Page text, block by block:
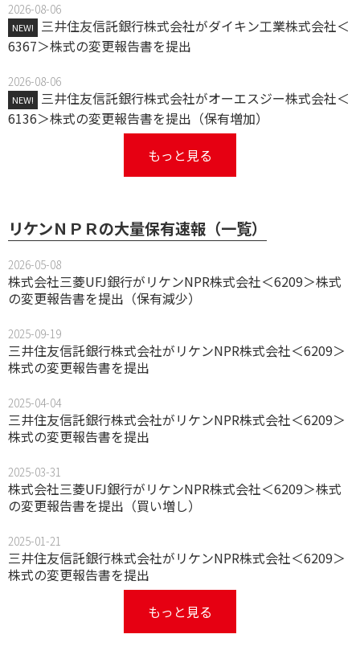
2026-08-06
NEW!
三井住友信託銀行株式会社がダイキン工業株式会社＜
6367＞株式の変更報告書を提出
2026-08-06
NEW!
三井住友信託銀行株式会社がオーエスジー株式会社＜
6136＞株式の変更報告書を提出（保有増加）
もっと見る
リケンＮＰＲの大量保有速報（一覧）
2026-05-08
株式会社三菱UFJ銀行がリケンNPR株式会社＜6209＞株式
の変更報告書を提出（保有減少）
2025-09-19
三井住友信託銀行株式会社がリケンNPR株式会社＜6209＞
株式の変更報告書を提出
2025-04-04
三井住友信託銀行株式会社がリケンNPR株式会社＜6209＞
株式の変更報告書を提出
2025-03-31
株式会社三菱UFJ銀行がリケンNPR株式会社＜6209＞株式
の変更報告書を提出（買い増し）
2025-01-21
三井住友信託銀行株式会社がリケンNPR株式会社＜6209＞
株式の変更報告書を提出
もっと見る